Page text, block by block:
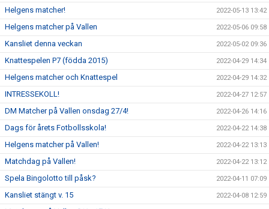
Helgens matcher! 2022-05-13 13:42
Helgens matcher på Vallen 2022-05-06 09:58
Kansliet denna veckan 2022-05-02 09:36
Knattespelen P7 (födda 2015) 2022-04-29 14:34
Helgens matcher och Knattespel 2022-04-29 14:32
INTRESSEKOLL! 2022-04-27 12:57
DM Matcher på Vallen onsdag 27/4! 2022-04-26 14:16
Dags för årets Fotbollsskola! 2022-04-22 14:38
Helgens matcher på Vallen! 2022-04-22 13:13
Matchdag på Vallen! 2022-04-22 13:12
Spela Bingolotto till påsk? 2022-04-11 07:09
Kansliet stängt v. 15 2022-04-08 12:59